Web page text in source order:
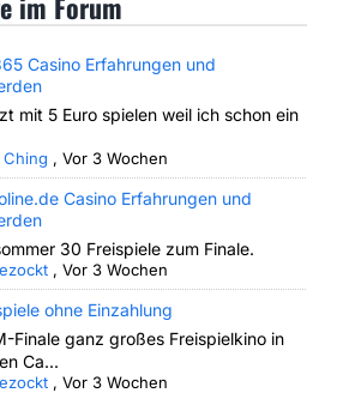
Casino Erfahrungen und
mit 5 Euro spielen weil ich schon ein
Ching ,Vor 3 Wochen
Casino Erfahrungen und
30 Freispiele zum Finale.
,Vor 3 Wochen
ohne Einzahlung
Finale ganz großes Freispielkino in
Ca...
,Vor 3 Wochen